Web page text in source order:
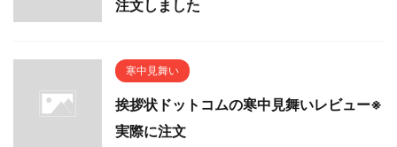
注文しました
寒中見舞い
挨拶状ドットコムの寒中見舞いレビュー※
実際に注文